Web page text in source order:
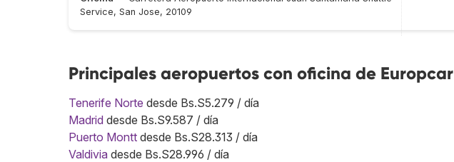
Service, San Jose, 20109
Principales aeropuertos con oficina de Europcar
Tenerife Norte desde Bs.S5.279 / día
Madrid desde Bs.S9.587 / día
Puerto Montt desde Bs.S28.313 / día
Valdivia desde Bs.S28.996 / día